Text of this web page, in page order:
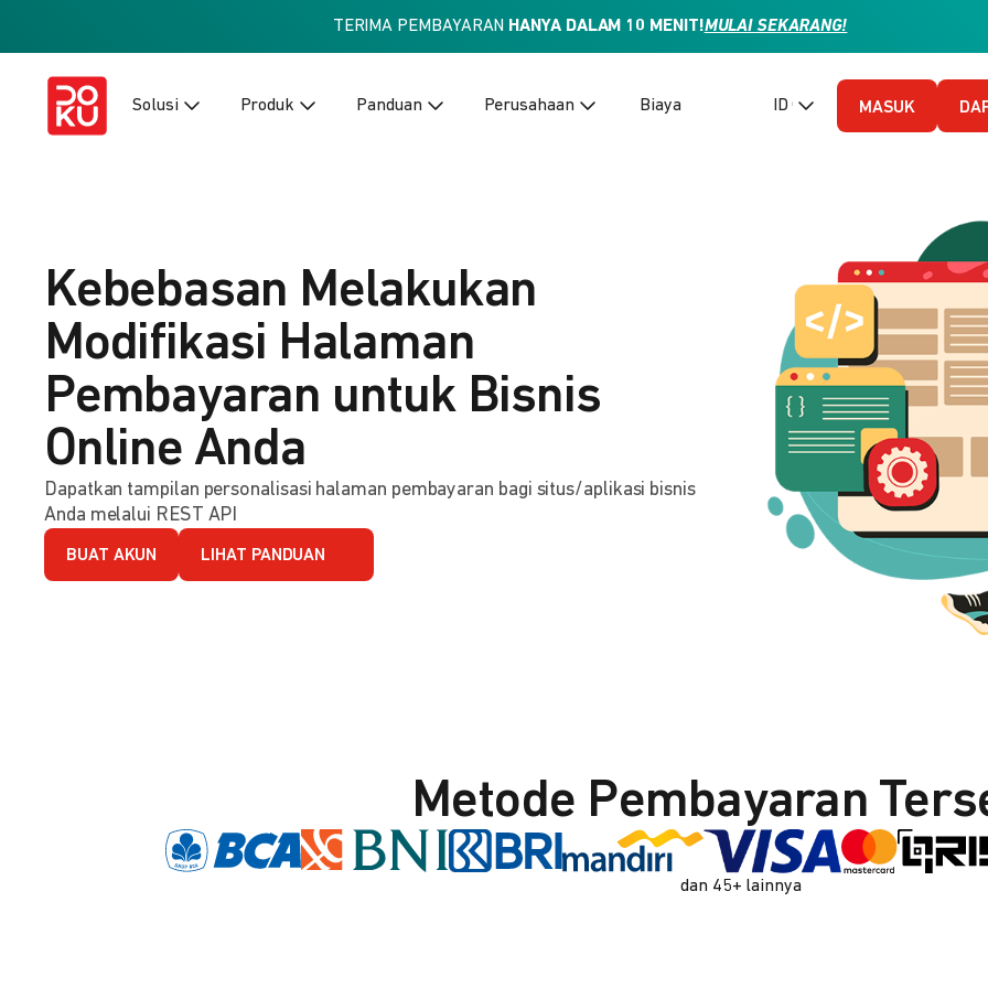
TERIMA PEMBAYARAN HANYA DALAM 10 MENIT!MULAI SEKARANG!
Solusi Produk Panduan Perusahaan Biaya ID (Bahasa Indonesia)
MASUK
Kebebasan Melakukan
Modifikasi Halaman
Pembayaran untuk Bisnis
Online Anda
Dapatkan tampilan personalisasi halaman pembayaran bagi situs/aplikasi bisnis
Anda melalui REST API
BUAT AKUN LIHAT PANDUAN
Metode Pembayaran
dan 45+ lainnya